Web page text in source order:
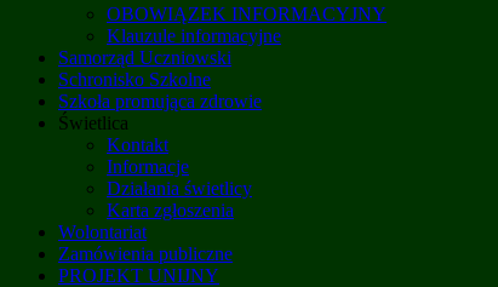
OBOWIĄZEK INFORMACYJNY
Klauzule informacyjne
Samorząd Uczniowski
Schronisko Szkolne
Szkoła promująca zdrowie
Świetlica
Kontakt
Informacje
Działania świetlicy
Karta zgłoszenia
Wolontariat
Zamówienia publiczne
PROJEKT UNIJNY